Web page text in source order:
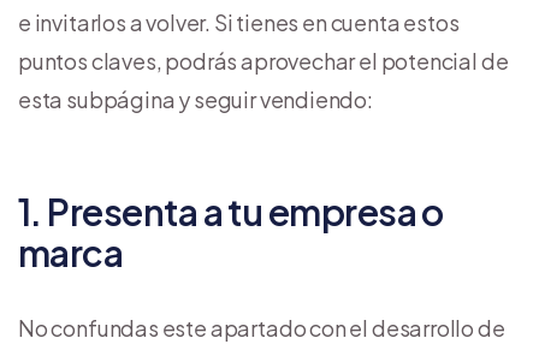
e invitarlos a volver. Si tienes en cuenta estos
puntos claves, podrás aprovechar el potencial de
esta subpágina y seguir vendiendo:
1. Presenta a tu empresa o
marca
No confundas este apartado con el desarrollo de